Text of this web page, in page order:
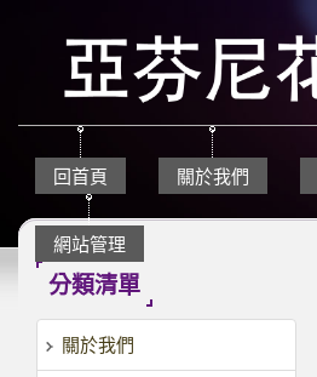
回首頁 關於我們
網站管理
分類清單
關於我們